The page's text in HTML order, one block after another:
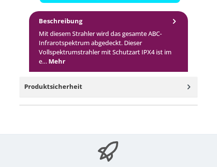
Beschreibung
Mit diesem Strahler wird das gesamte ABC-
Infrarotspektrum abgedeckt. Dieser
Vollspektrumstrahler mit Schutzart IPX4 ist im
e… Mehr
Produktsicherheit